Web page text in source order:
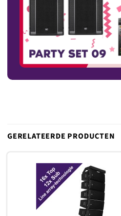
GERELATEERDE PRODUCTEN